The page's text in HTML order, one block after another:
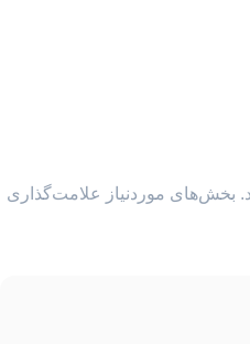
بخش‌های موردنیاز علامت‌گذاری